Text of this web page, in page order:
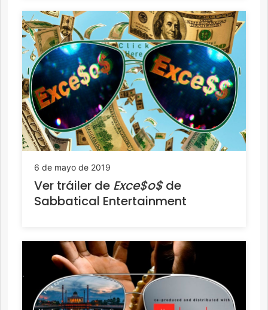
6 de mayo de 2019
Ver tráiler de Exce$o$de
Sabbatical Entertainment